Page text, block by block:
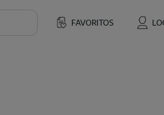
FAVORITOS